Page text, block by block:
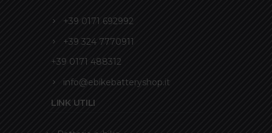
+39 0171 692992
+39 324 7770911
+39 0171 488312
info@ebikebatteryshop.it
LINK UTILI